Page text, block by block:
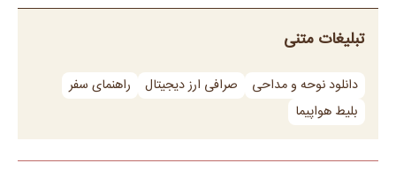
تبلیغات متنی
دانلود نوحه و مداحی صرافی ارز دیجیتال
راهنمای سفر
بلیط هواپیما